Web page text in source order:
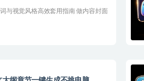
与视觉风格高效套用指南 做内容封面